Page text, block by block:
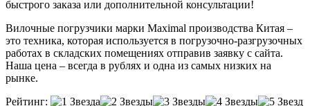
быстрого заказа или дополнительной консультации!
Вилочные погрузчики марки Maximal производства Китая –
это техника, которая используется в погрузочно-разгрузочных
работах в складских помещениях отправив заявку с сайта.
Наша цена – всегда в рублях и одна из самых низких на
рынке.
Рейтинг: